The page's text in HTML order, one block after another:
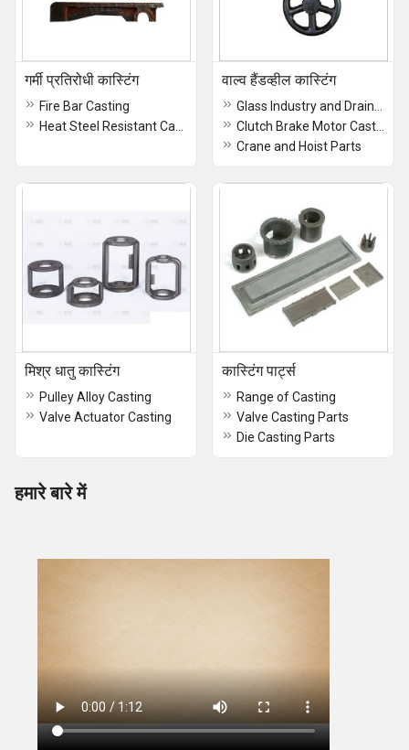
गर्मी प्रतिरोधी कास्टिंग
Fire Bar Casting
वाल्व हैंडव्हील कास्टिंग
Crane and Hoist Parts
मिश्र धातु कास्टिंग
Pulley Alloy Casting
Valve Actuator Casting
कास्टिंग पार्ट्स
Range of Casting
Valve Casting Parts
Die Casting Parts
हमारे बारे में